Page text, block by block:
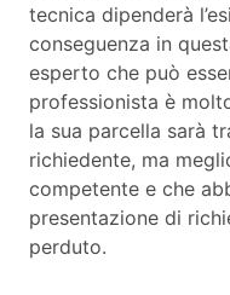
tecnica dipenderà
conseguenza in
esperto che può
professionista è
la sua parcella sarà
richiedente, ma
competente e che
presentazione di
perduto.